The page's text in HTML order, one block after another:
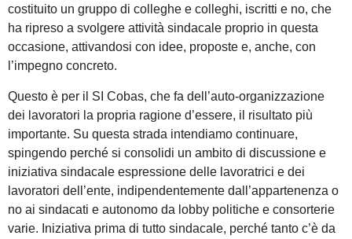
costituito un gruppo di colleghe e colleghi, iscritti e no, che
ha ripreso a svolgere attività sindacale proprio in questa
occasione, attivandosi con idee, proposte e, anche, con
l’impegno concreto.
Questo è per il SI Cobas, che fa dell’auto-organizzazione
dei lavoratori la propria ragione d’essere, il risultato più
importante. Su questa strada intendiamo continuare,
spingendo perché si consolidi un ambito di discussione e
iniziativa sindacale espressione delle lavoratrici e dei
lavoratori dell’ente, indipendentemente dall’appartenenza o
no ai sindacati e autonomo da lobby politiche e consorterie
varie. Iniziativa prima di tutto sindacale, perché tanto c’è da